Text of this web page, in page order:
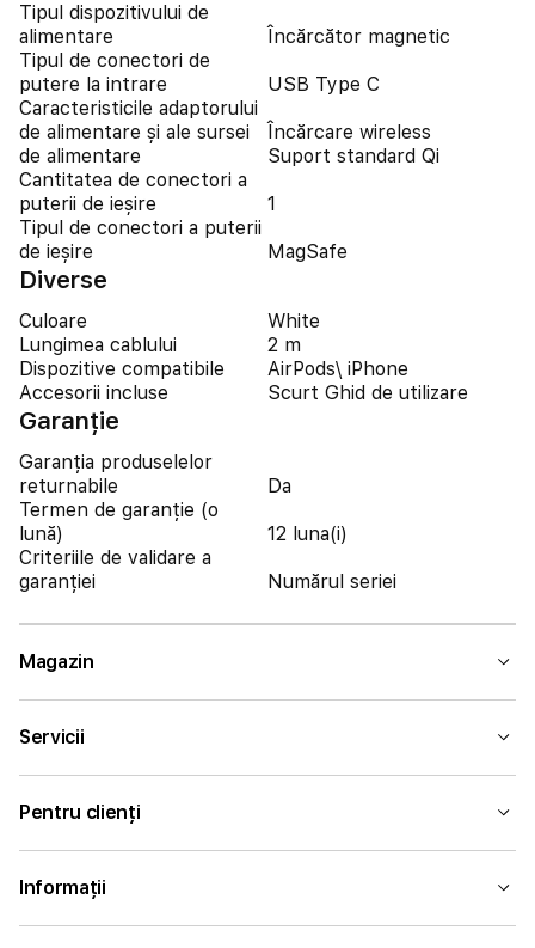
Tipul dispozitivului de
alimentare
Încărcător magnetic
Tipul de conectori de
putere la intrare
USB Type C
Caracteristicile adaptorului
de alimentare și ale sursei
de alimentare
Încărcare wireless
Suport standard Qi
Cantitatea de conectori a
puterii de ieșire
1
Tipul de conectori a puterii
de ieșire
MagSafe
Diverse
Culoare
White
Lungimea cablului
2 m
Dispozitive compatibile
AirPods\ iPhone
Accesorii incluse
Scurt Ghid de utilizare
Garanție
Garanția produselelor
returnabile
Da
Termen de garanție (o
lună)
12 luna(i)
Criteriile de validare a
garanției
Numărul seriei
Magazin
Servicii
Pentru clienți
Informații